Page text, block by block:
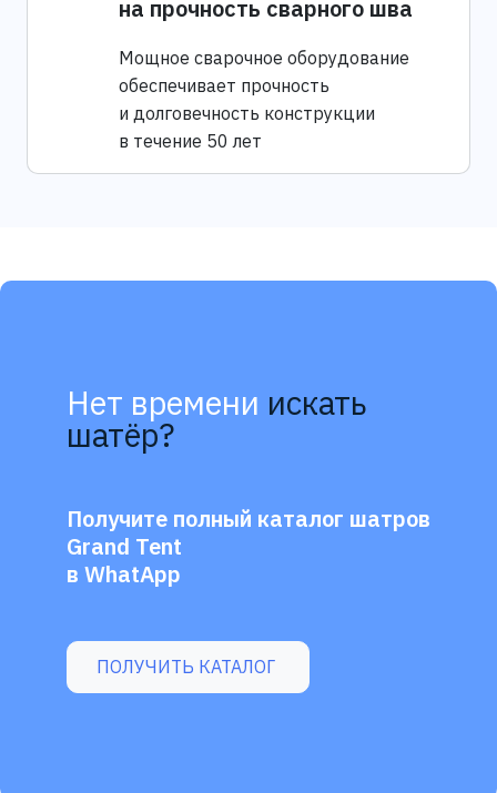
на прочность сварного шва
Мощное сварочное оборудование
обеспечивает прочность
и долговечность конструкции
в течение 50 лет
Нет времени искать
шатёр?
Получите полный каталог шатров
Grand Tent
в WhatApp
ПОЛУЧИТЬ КАТАЛОГ